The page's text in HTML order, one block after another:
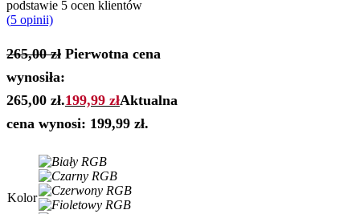
podstawie 5 ocen klientów
(5 opinii)
265,00zł Pierwotna cena
wynosiła:
265,00 zł.199,99 złAktualna
cena wynosi: 199,99 zł.
Kolor